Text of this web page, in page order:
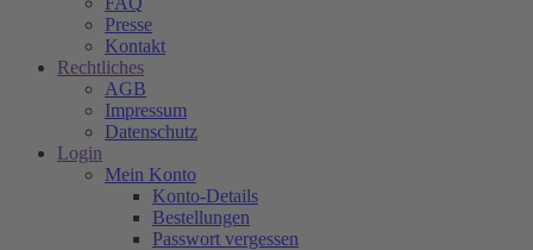
Presse
Kontakt
Rechtliches
AGB
Impressum
Datenschutz
Login
Mein Konto
Konto-Details
Bestellungen
Passwort vergessen